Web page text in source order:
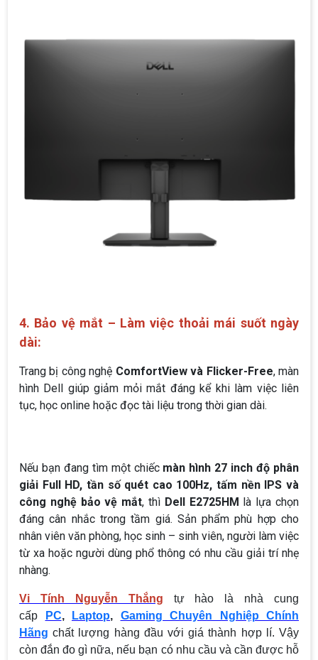
4. Bảo vệ mắt – Làm việc thoải mái suốt ngày
dài:
Trang bị công nghệ ComfortView và Flicker-Free, màn
hình Dell giúp giảm mỏi mắt đáng kể khi làm việc liên
tục, học online hoặc đọc tài liệu trong thời gian dài.
Nếu bạn đang tìm một chiếc màn hình 27 inch độ phân
giải Full HD, tần số quét cao 100Hz, tấm nền IPS và
công nghệ bảo vệ mắt, thì Dell E2725HM
là lựa chọn
đáng cân nhắc trong tầm giá. Sản phẩm phù hợp cho
nhân viên văn phòng, học sinh – sinh viên, người làm việc
từ xa hoặc người dùng phổ thông có nhu cầu giải trí nhẹ
nhàng.
Vi Tính Nguyễn Thắng tự hào là nhà cung
cấp
PC, Laptop, Gaming Chuyên Nghiệp Chính
Hãng chất lượng hàng đầu với giá thành hợp lí. Vậy
còn đắn đo gì nữa, nếu bạn có nhu cầu và cần được hỗ